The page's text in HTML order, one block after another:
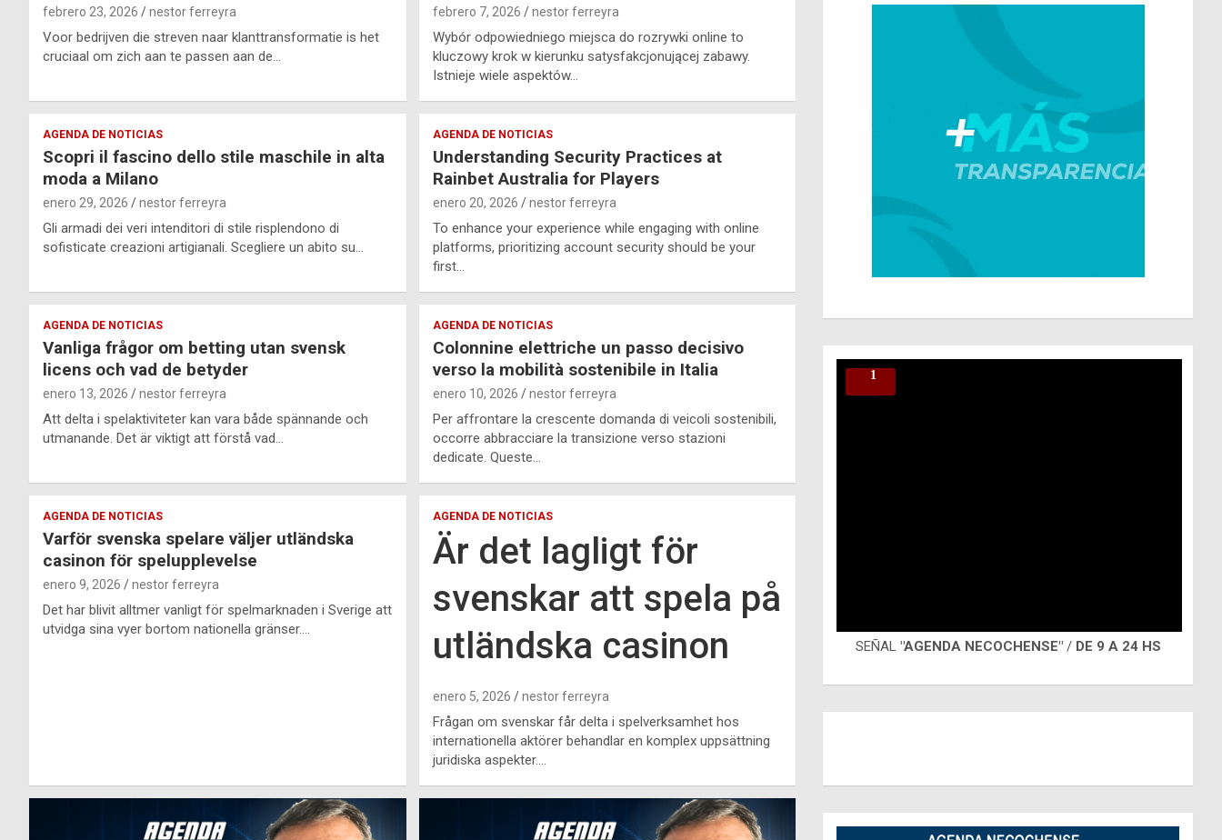
febrero 23, 2026 nestor ferreyra
Voor bedrijven die streven naar klanttransformatie is het
cruciaal om zich aan te passen aan de…
febrero 7, 2026 nestor ferreyra
Wybór odpowiedniego miejsca do rozrywki online to
kluczowy krok w kierunku satysfakcjonującej zabawy.
Istnieje wiele aspektów…
AGENDA DE NOTICIAS
Scopri il fascino dello stile maschile in alta
moda a Milano
enero 29, 2026 nestor ferreyra
Gli armadi dei veri intenditori di stile risplendono di
sofisticate creazioni artigianali. Scegliere un abito su…
AGENDA DE NOTICIAS
Understanding Security Practices at
Rainbet Australia for Players
enero 20, 2026 nestor ferreyra
To enhance your experience while engaging with online
platforms, prioritizing account security should be your
first…
AGENDA DE NOTICIAS
Vanliga frågor om betting utan svensk
licens och vad de betyder
enero 13, 2026 nestor ferreyra
Att delta i spelaktiviteter kan vara både spännande och
utmanande. Det är viktigt att förstå vad…
AGENDA DE NOTICIAS
Colonnine elettriche un passo decisivo
verso la mobilità sostenibile in Italia
enero 10, 2026 nestor ferreyra
Per affrontare la crescente domanda di veicoli sostenibili,
occorre abbracciare la transizione verso stazioni
dedicate. Queste…
AGENDA DE NOTICIAS
Varför svenska spelare väljer utländska
casinon för spelupplevelse
enero 9, 2026 nestor ferreyra
Det har blivit alltmer vanligt för spelmarknaden i Sverige att
utvidga sina vyer bortom nationella gränser.…
AGENDA DE NOTICIAS
Är det lagligt för
svenskar att spela på
utländska casinon
enero 5, 2026 nestor ferreyra
Frågan om svenskar får delta i spelverksamhet hos
internationella aktörer behandlar en komplex uppsättning
juridiska aspekter.…
SEÑAL "AGENDA NECOCHENSE" / DE 9 A 24 HS